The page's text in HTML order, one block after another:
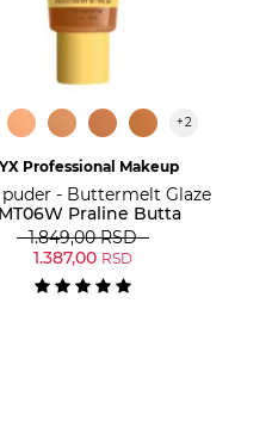
+2
Professional Makeup
puder - Buttermelt Glaze
Praline Butta
1.849,00RSD
1.387,00 RSD